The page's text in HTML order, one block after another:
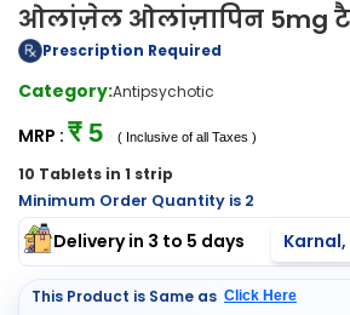
ओलांज़ेल ओलांज़ापिन 5mg
Prescription Required
Category:Antipsychotic
MRP : ₹ 5 ( Inclusive of all Taxes )
10 Tablets in 1 strip
Minimum Order Quantity is 2
Delivery in 3 to 5 days Karnal,
This Product is Same as Click Here